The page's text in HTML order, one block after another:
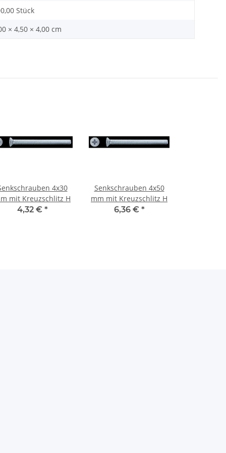
Stück
× 4,50 × 4,00 cm
4x30
mit Kreuzschlitz H
4,32 € *
Senkschrauben 4x50
mm mit Kreuzschlitz H
6,36 € *